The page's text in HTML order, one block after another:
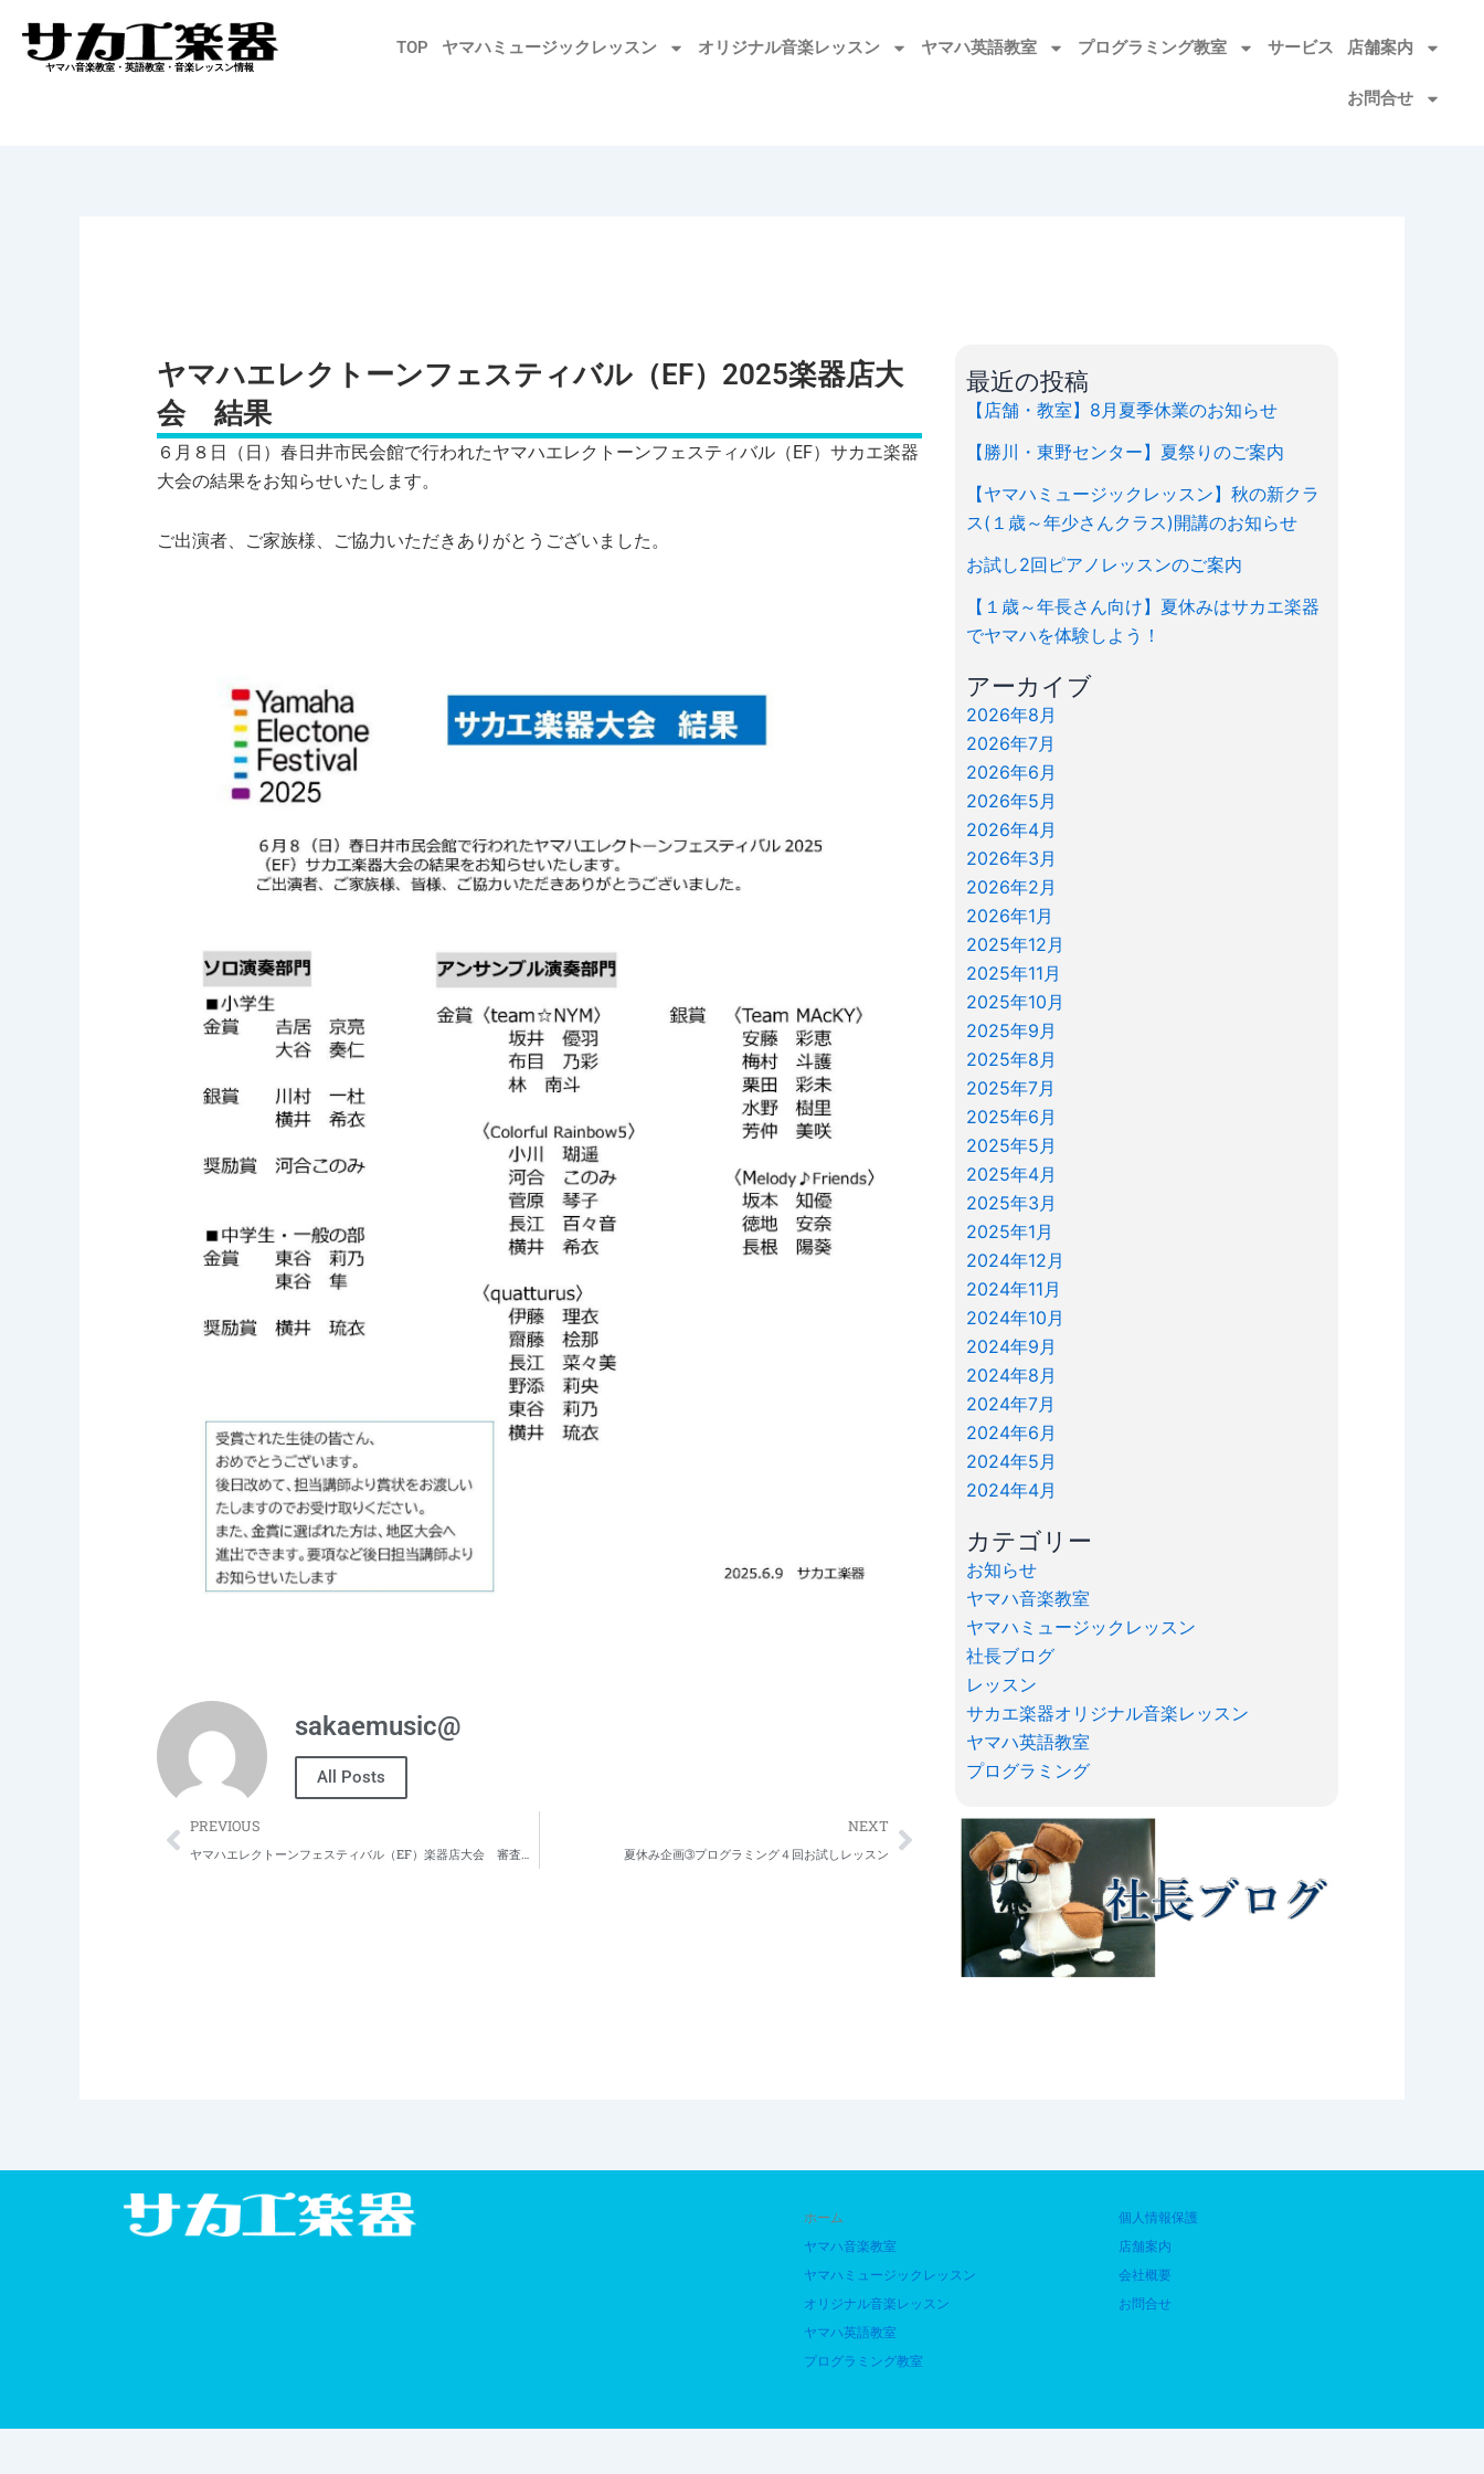
ヤマハ音楽教室・英語教室・音楽レッスン情報
TOP ヤマハミュージックレッスン オリジナル音楽レッスン ヤマハ英語教室​ プログラミング教室 サービス 店舗案内
お問合せ
ヤマハエレクトーンフェスティバル（EF）2025楽器店大
会 結果
６月８日（日）春日井市民会館で行われたヤマハエレクトーンフェスティバル（EF）サカエ楽器
大会の結果をお知らせいたします。
ご出演者、ご家族様、ご協力いただきありがとうございました。
sakaemusic@
All Posts
Prev
PREVIOUS NEXT
夏休み企画➂プログラミング４回お試しレッスン
Next
最近の投稿
【店舗・教室】8月夏季休業のお知らせ
【勝川・東野センター】夏祭りのご案内
【ヤマハミュージックレッスン】秋の新クラ
ス(１歳～年少さんクラス)開講のお知らせ
お試し2回ピアノレッスンのご案内
【１歳～年長さん向け】夏休みはサカエ楽器
でヤマハを体験しよう！
アーカイブ
2026年8月
2026年7月
2026年6月
2026年5月
2026年4月
2026年3月
2026年2月
2026年1月
2025年12月
2025年11月
2025年10月
2025年9月
2025年8月
2025年7月
2025年6月
2025年5月
2025年4月
2025年3月
2025年1月
2024年12月
2024年11月
2024年10月
2024年9月
2024年8月
2024年7月
2024年6月
2024年5月
2024年4月
カテゴリー
お知らせ
ヤマハ音楽教室
ヤマハミュージックレッスン
社長ブログ
レッスン
サカエ楽器オリジナル音楽レッスン
ヤマハ英語教室
プログラミング
ホーム
ヤマハ音楽教室
ヤマハミュージックレッスン
オリジナル音楽レッスン
ヤマハ英語教室
プログラミング教室
個人情報保護
店舗案内
会社概要
お問合せ